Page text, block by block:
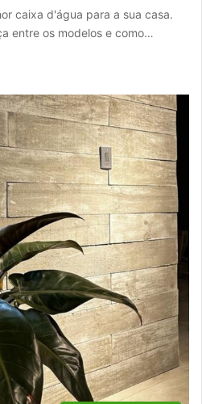
caixa d'água para a sua casa.
entre os modelos e como…